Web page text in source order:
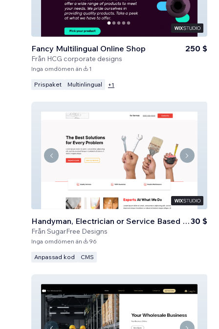
Fancy Multilingual Online Shop
Från HCG corporate designs
250 $
Inga omdömen än 1
Prispaket Multinlingual +1
Handyman, Electrician or Service Based Business
Från SugarFree Designs
30 $
Inga omdömen än 96
Anpassad kod CMS